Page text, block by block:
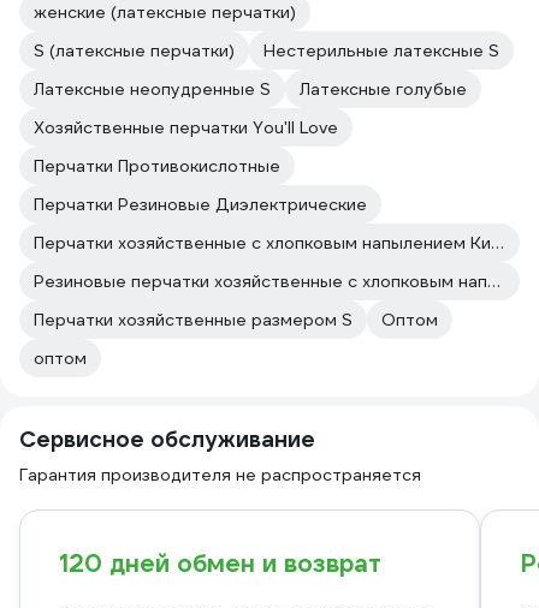
женские (латексные перчатки)
S (латексные перчатки)
Нестерильные латексные S
Латексные неопудренные S
Латексные голубые
Хозяйственные перчатки You'll Love
Перчатки Противокислотные
Перчатки Резиновые Диэлектрические
Перчатки хозяйственные с хлопковым напылением Китай
Резиновые перчатки хозяйственные с хлопковым напылением
Перчатки хозяйственные размером S
Оптом
оптом
Сервисное обслуживание
Гарантия производителя не распространяется
120 дней обмен и возврат